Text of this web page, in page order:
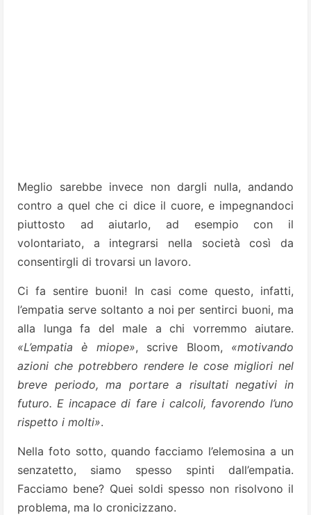
Meglio sarebbe invece non dargli nulla, andando
contro a quel che ci dice il cuore, e impegnandoci
piuttosto ad aiutarlo, ad esempio con il
volontariato, a integrarsi nella società così da
consentirgli di trovarsi un lavoro.
Ci fa sentire buoni! In casi come questo, infatti,
l’empatia serve soltanto a noi per sentirci buoni, ma
alla lunga fa del male a chi vorremmo aiutare.
«L’empatia è miope», scrive Bloom, «motivando
azioni che potrebbero rendere le cose migliori nel
breve periodo, ma portare a risultati negativi in
futuro. E incapace di fare i calcoli, favorendo l’uno
rispetto i molti».
Nella foto sotto, quando facciamo l’elemosina a un
senzatetto, siamo spesso spinti dall’empatia.
Facciamo bene? Quei soldi spesso non risolvono il
problema, ma lo cronicizzano.